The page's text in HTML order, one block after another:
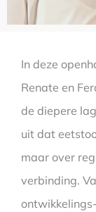
In deze
Renate en
de diepere
uit dat
maar over
verbinding.